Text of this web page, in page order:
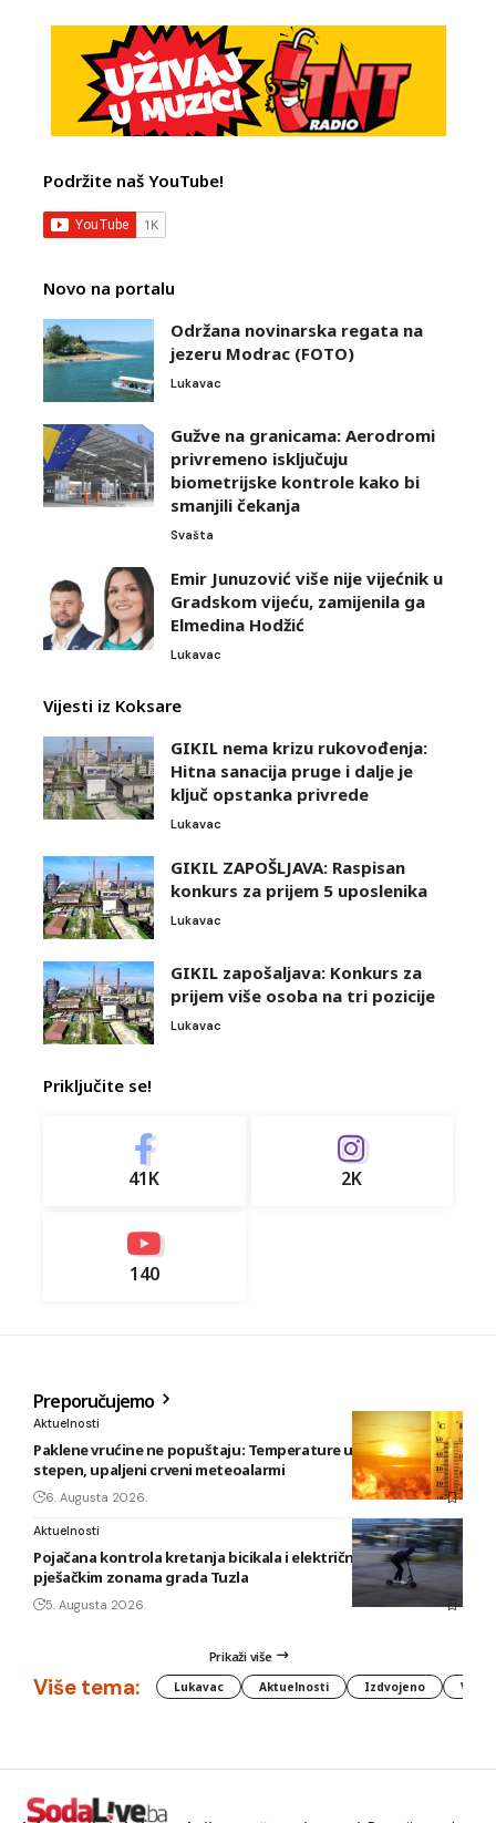
Podržite naš YouTube!
Novo na portalu
Održana novinarska regata na
jezeru Modrac (FOTO)
Lukavac
Gužve na granicama: Aerodromi
privremeno isključuju
biometrijske kontrole kako bi
smanjili čekanja
Svašta
Emir Junuzović više nije vijećnik u
Gradskom vijeću, zamijenila ga
Elmedina Hodžić
Lukavac
Vijesti iz Koksare
GIKIL nema krizu rukovođenja:
Hitna sanacija pruge i dalje je
ključ opstanka privrede
Lukavac
GIKIL ZAPOŠLJAVA: Raspisan
konkurs za prijem 5 uposlenika
Lukavac
GIKIL zapošaljava: Konkurs za
prijem više osoba na tri pozicije
Lukavac
Priključite se!
41K 2K
140
Preporučujemo
Aktuelnosti
Paklene vrućine ne popuštaju: Temperature u BiH i do 41
stepen, upaljeni crveni meteoalarmi
6. Augusta 2026.
Aktuelnosti
Pojačana kontrola kretanja bicikala i električnih romobila u
pješačkim zonama grada Tuzla
5. Augusta 2026.
Prikaži više
Više tema: Lukavac Aktuelnosti Izdvojeno